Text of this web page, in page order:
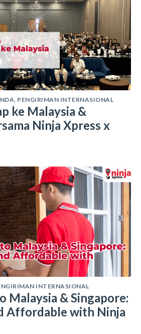
, PENGIRIMAN INTERNASIONAL
ke Malaysia &
Ninja Xpress x
INTERNASIONAL
Malaysia & Singapore:
Affordable with Ninja